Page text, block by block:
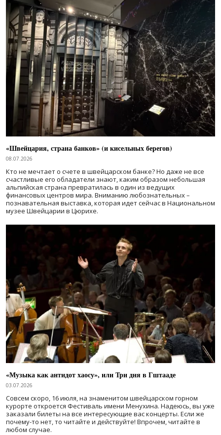
«Швейцария, страна банков» (и кисельных берегов)
08.07.2026
Кто не мечтает о счете в швейцарском банке? Но даже не все
счастливые его обладатели знают, каким образом небольшая
альпийская страна превратилась в один из ведущих
финансовых центров мира. Вниманию любознательных –
познавательная выставка, которая идет сейчас в Национальном
музее Швейцарии в Цюрихе.
«Музыка как антидот хаосу», или Три дня в Гштааде
03.07.2026
Совсем скоро, 16 июля, на знаменитом швейцарском горном
курорте откроется Фестиваль имени Менухина. Надеюсь, вы уже
заказали билеты на все интересующие вас концерты. Если же
почему-то нет, то читайте и действуйте! Впрочем, читайте в
любом случае.